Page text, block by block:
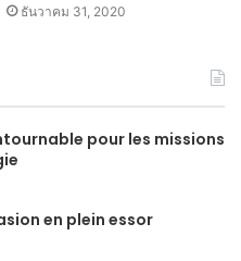
ธันวาคม 31, 2020
pour les missions
en plein essor